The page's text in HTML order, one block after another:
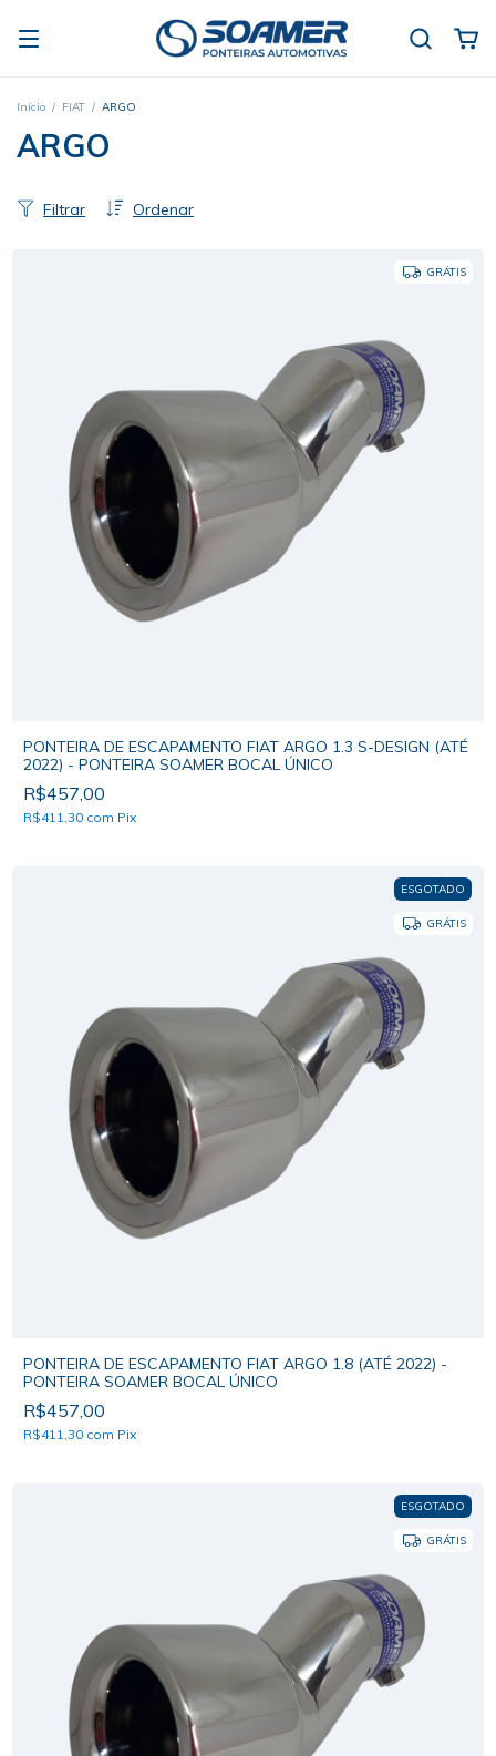
Início / FIAT / ARGO
ARGO
Ordenar
Filtrar
GRÁTIS
PONTEIRA DE ESCAPAMENTO FIAT ARGO 1.3 S-DESIGN (ATÉ
2022) - PONTEIRA SOAMER BOCAL ÚNICO
R$457,00
R$411,30 com Pix
ESGOTADO
GRÁTIS
PONTEIRA DE ESCAPAMENTO FIAT ARGO 1.8 (ATÉ 2022) -
PONTEIRA SOAMER BOCAL ÚNICO
R$457,00
R$411,30 com Pix
ESGOTADO
GRÁTIS